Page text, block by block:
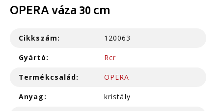
OPERA váza 30 cm
Cikkszám: 120063
Gyártó: Rcr
Termékcsalád: OPERA
Anyag: kristály